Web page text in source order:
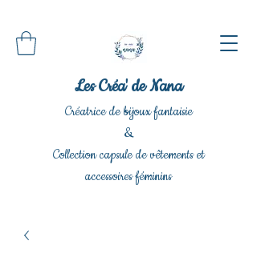
Les Créa' de Nana
Créatrice de bijoux fantaisie
&
Collection capsule de vêtements et
accessoires féminins